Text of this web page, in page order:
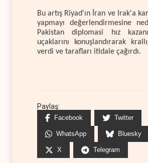
Bu artış Riyad'ın İran ve Irak'a
yapmayı değerlendirmesine
Pakistan diplomasi hız
uçaklarını konuşlandırarak
verdi ve tarafları itidale çağırdı.
Paylaş:
Facebook Twitter
WhatsApp Bluesky
X Telegram